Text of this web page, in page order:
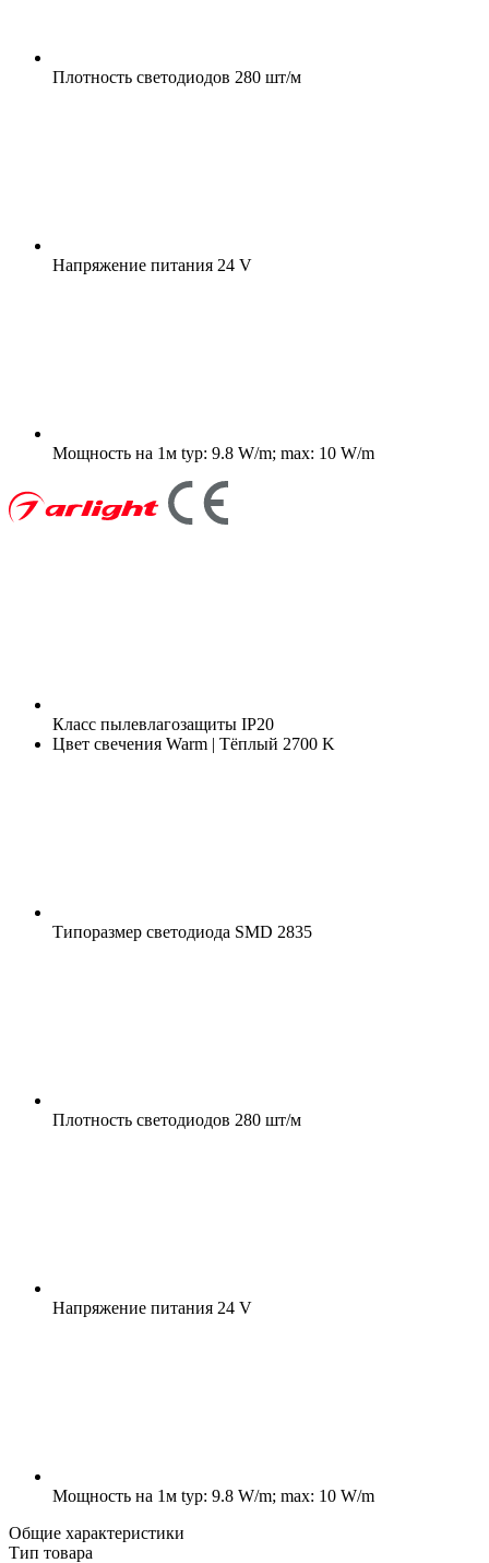
Плотность светодиодов 280 шт/м
Напряжение питания 24 V
Мощность на 1м typ: 9.8 W/m; max: 10 W/m
Класс пылевлагозащиты IP20
Цвет свечения Warm | Тёплый 2700 K
Типоразмер светодиода SMD 2835
Плотность светодиодов 280 шт/м
Напряжение питания 24 V
Мощность на 1м typ: 9.8 W/m; max: 10 W/m
Общие характеристики
Тип товара